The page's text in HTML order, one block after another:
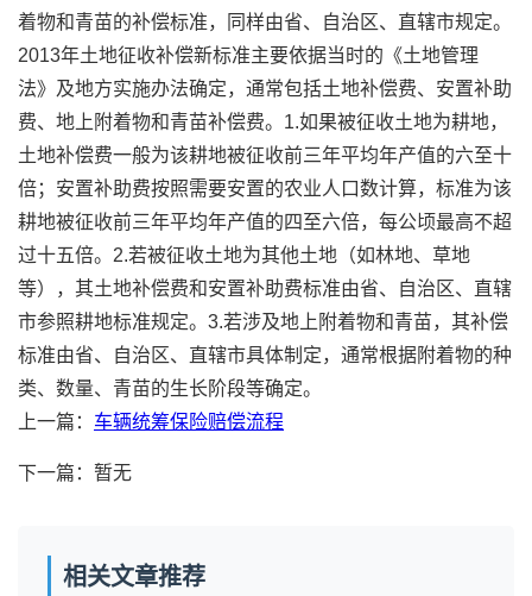
着物和青苗的补偿标准，同样由省、自治区、直辖市规定。
2013年土地征收补偿新标准主要依据当时的《土地管理
法》及地方实施办法确定，通常包括土地补偿费、安置补助
费、地上附着物和青苗补偿费。1.如果被征收土地为耕地，
土地补偿费一般为该耕地被征收前三年平均年产值的六至十
倍；安置补助费按照需要安置的农业人口数计算，标准为该
耕地被征收前三年平均年产值的四至六倍，每公顷最高不超
过十五倍。2.若被征收土地为其他土地（如林地、草地
等），其土地补偿费和安置补助费标准由省、自治区、直辖
市参照耕地标准规定。3.若涉及地上附着物和青苗，其补偿
标准由省、自治区、直辖市具体制定，通常根据附着物的种
类、数量、青苗的生长阶段等确定。
上一篇： 车辆统筹保险赔偿流程
下一篇：暂无
相关文章推荐